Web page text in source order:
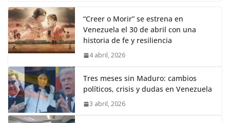
“Creer o Morir” se estrena en
Venezuela el 30 de abril con una
historia de fe y resiliencia
4 abril, 2026
Tres meses sin Maduro: cambios
políticos, crisis y dudas en Venezuela
3 abril, 2026